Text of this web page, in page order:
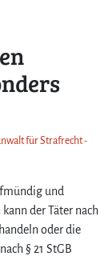
für Strafrecht -
und
der Täter nach
oder die
§ 21 StGB